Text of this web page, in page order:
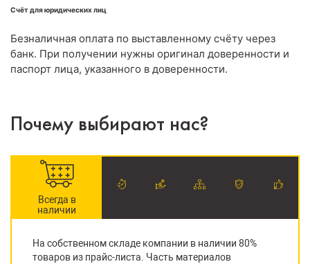
Счёт для юридических лиц
Безналичная оплата по выставленному счёту через
банк. При получении нужны оригинал доверенности и
паспорт лица, указанного в доверенности.
Почему выбирают нас?
Всегда в
наличии
На собственном складе компании в наличии 80%
товаров из прайс-листа. Часть материалов